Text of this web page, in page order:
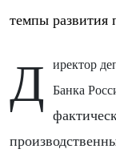
темпы развития
Д
иректор
Банка